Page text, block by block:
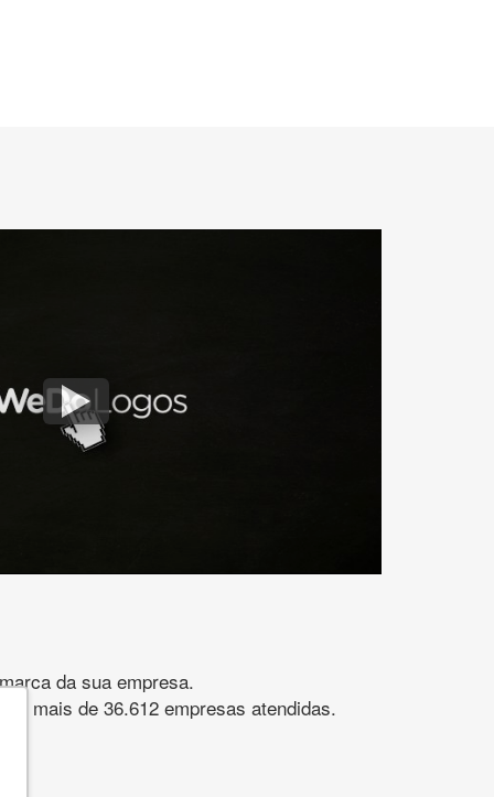
da sua empresa.
mais de 36.612 empresas atendidas.